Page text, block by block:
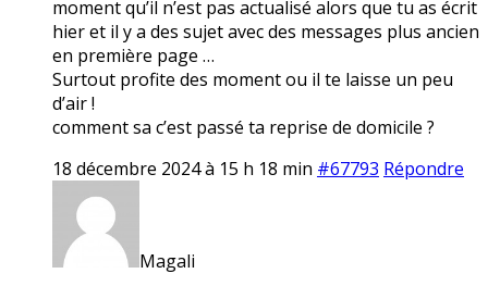
moment qu’il n’est pas actualisé alors que tu as écrit
hier et il y a des sujet avec des messages plus ancien
en première page …
Surtout profite des moment ou il te laisse un peu
d’air !
comment sa c’est passé ta reprise de domicile ?
18 décembre 2024 à 15 h 18 min #67793 Répondre
Magali